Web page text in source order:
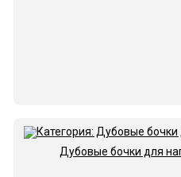
Дубовые бочки для